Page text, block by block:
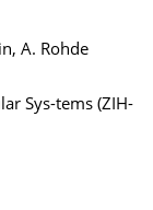
A. Rohde
Sys-tems (ZIH-